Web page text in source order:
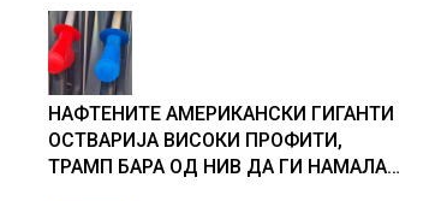
Србија
НАФТЕНИТЕ АМЕРИКАНСКИ ГИГАНТИ
ОСТВАРИЈА ВИСОКИ ПРОФИТИ,
ТРАМП БАРА ОД НИВ ДА ГИ НАМАЛАТ